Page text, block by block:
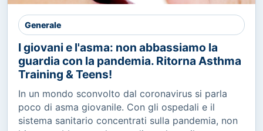
Generale
I giovani e l'asma: non abbassiamo la
guardia con la pandemia. Ritorna Asthma
Training & Teens!
In un mondo sconvolto dal coronavirus si parla
poco di asma giovanile. Con gli ospedali e il
sistema sanitario concentrati sulla pandemia, non